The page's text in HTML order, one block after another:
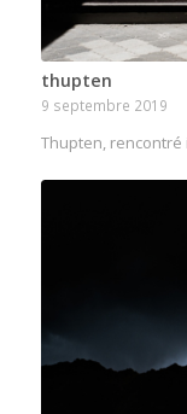
thupten
9 septembre 2019
Thupten,